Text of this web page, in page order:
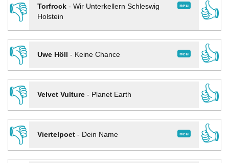
👎 neu
Torfrock- Wir Unterkellern Schleswig
Holstein
👍
👎
neu
Uwe Höll - Keine Chance
👍
👎
Velvet Vulture- Planet Earth
👍
👎
neu
Viertelpoet- Dein Name
👍